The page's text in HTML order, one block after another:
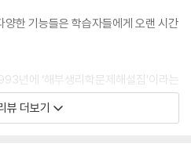
한 기능들은 학습자들에게 오랜 시간
년에 ‘해부생리학문제해설집’이라는
독자들로부터 많은 관심과 사랑을 받아
뷰 더보기